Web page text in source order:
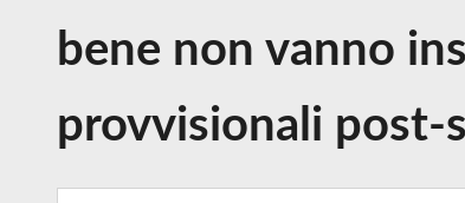
bene non vanno
provvisionali post-